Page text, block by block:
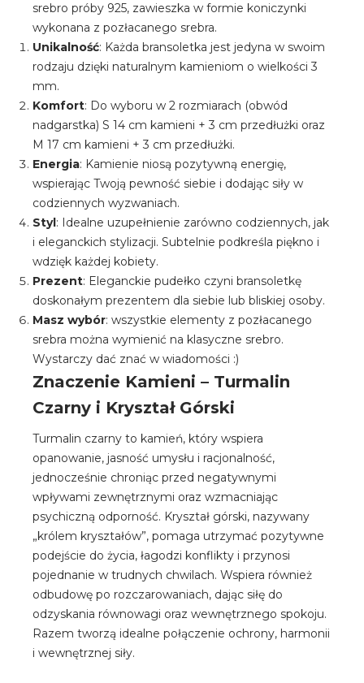
srebro próby 925, zawieszka w formie koniczynki
wykonana z pozłacanego srebra.
Unikalność: Każda bransoletka jest jedyna w swoim
rodzaju dzięki naturalnym kamieniom o wielkości 3
mm.
Komfort: Do wyboru w 2 rozmiarach (obwód
nadgarstka) S 14 cm kamieni + 3 cm przedłużki oraz
M 17 cm kamieni + 3 cm przedłużki.
Energia: Kamienie niosą pozytywną energię,
wspierając Twoją pewność siebie i dodając siły w
codziennych wyzwaniach.
Styl: Idealne uzupełnienie zarówno codziennych, jak
i eleganckich stylizacji. Subtelnie podkreśla piękno i
wdzięk każdej kobiety.
Prezent: Eleganckie pudełko czyni bransoletkę
doskonałym prezentem dla siebie lub bliskiej osoby.
Masz wybór: wszystkie elementy z pozłacanego
srebra można wymienić na klasyczne srebro.
Wystarczy dać znać w wiadomości :)
Znaczenie Kamieni – Turmalin
Czarny i Kryształ Górski
Turmalin czarny to kamień, który wspiera
opanowanie, jasność umysłu i racjonalność,
jednocześnie chroniąc przed negatywnymi
wpływami zewnętrznymi oraz wzmacniając
psychiczną odporność. Kryształ górski, nazywany
„królem kryształów”, pomaga utrzymać pozytywne
podejście do życia, łagodzi konflikty i przynosi
pojednanie w trudnych chwilach. Wspiera również
odbudowę po rozczarowaniach, dając siłę do
odzyskania równowagi oraz wewnętrznego spokoju.
Razem tworzą idealne połączenie ochrony, harmonii
i wewnętrznej siły.